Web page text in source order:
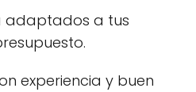
adaptados a tus
experiencia y buen